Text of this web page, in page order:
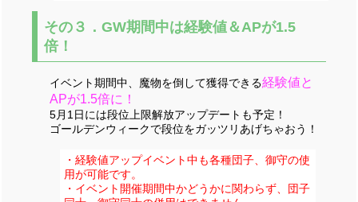
その３．GW期間中は経験値＆APが1.5
倍！
イベント期間中、魔物を倒して獲得できる経験値と
APが1.5倍に！
5月1日には段位上限解放アップデートも予定！
ゴールデンウィークで段位をガッツリあげちゃおう！
・経験値アップイベント中も各種団子、御守の使
用が可能です。
・イベント開催期間中かどうかに関わらず、団子